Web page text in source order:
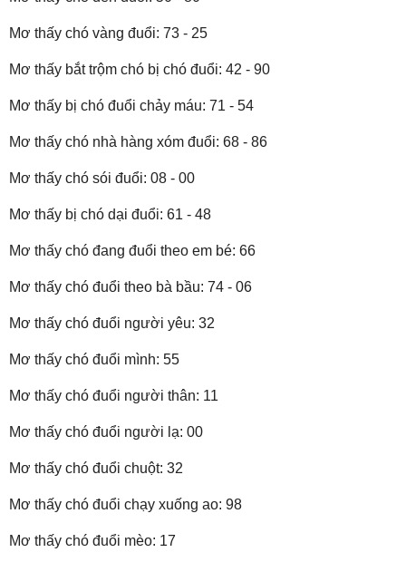
Mơ thấy chó vàng đuổi: 73 - 25
Mơ thấy bắt trộm chó bị chó đuổi: 42 - 90
Mơ thấy bị chó đuổi chảy máu: 71 - 54
Mơ thấy chó nhà hàng xóm đuổi: 68 - 86
Mơ thấy chó sói đuổi: 08 - 00
Mơ thấy bị chó dại đuổi: 61 - 48
Mơ thấy chó đang đuổi theo em bé: 66
Mơ thấy chó đuổi theo bà bầu: 74 - 06
Mơ thấy chó đuổi người yêu: 32
Mơ thấy chó đuổi mình: 55
Mơ thấy chó đuổi người thân: 11
Mơ thấy chó đuổi người lạ: 00
Mơ thấy chó đuổi chuột: 32
Mơ thấy chó đuổi chạy xuống ao: 98
Mơ thấy chó đuổi mèo: 17